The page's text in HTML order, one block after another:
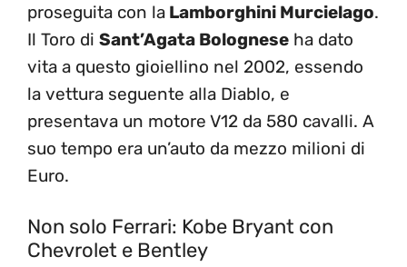
proseguita con la Lamborghini Murcielago.
Il Toro di Sant’Agata Bolognese ha dato
vita a questo gioiellino nel 2002, essendo
la vettura seguente alla Diablo, e
presentava un motore V12 da 580 cavalli. A
suo tempo era un’auto da mezzo milioni di
Euro.
Non solo Ferrari: Kobe Bryant con
Chevrolet e Bentley